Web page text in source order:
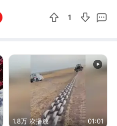
1
1.8万 次播放 01:01